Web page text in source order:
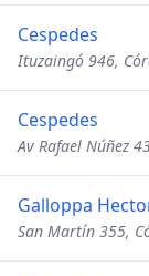
Cespedes
Ituzaingó 946,
Cespedes
Av Rafael Núñez
Galloppa
San Martín 355,